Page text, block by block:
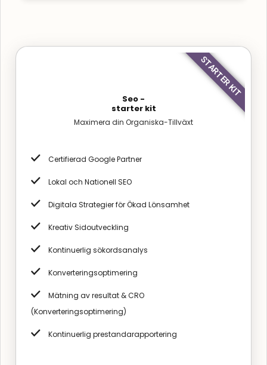
Seo -
starter kit
Maximera din Organiska-Tillväxt
Certifierad Google Partner
Lokal och Nationell SEO
Digitala Strategier för Ökad Lönsamhet
Kreativ Sidoutveckling
Kontinuerlig sökordsanalys
Konverteringsoptimering
Mätning av resultat & CRO
(Konverteringsoptimering)
Kontinuerlig prestandarapportering
STARTER KIT